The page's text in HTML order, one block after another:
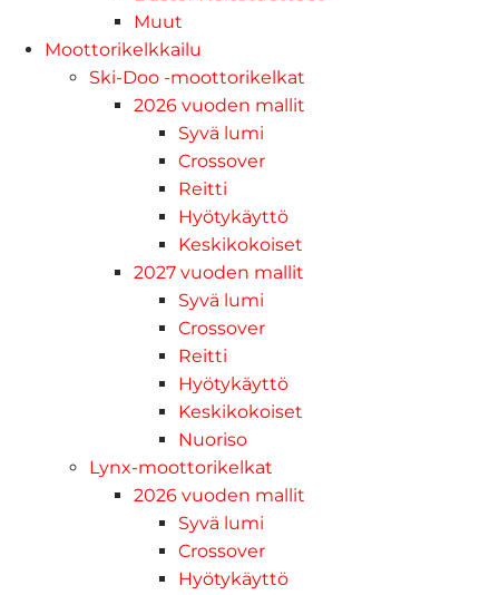
Muut
Moottorikelkkailu
Ski-Doo -moottorikelkat
2026 vuoden mallit
Syvä lumi
Crossover
Reitti
Hyötykäyttö
Keskikokoiset
2027 vuoden mallit
Syvä lumi
Crossover
Reitti
Hyötykäyttö
Keskikokoiset
Nuoriso
Lynx-moottorikelkat
2026 vuoden mallit
Syvä lumi
Crossover
Hyötykäyttö